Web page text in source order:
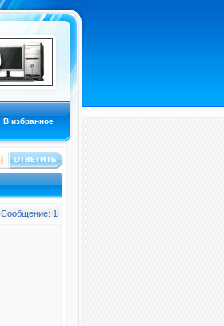
В избранное
Сообщение: 1